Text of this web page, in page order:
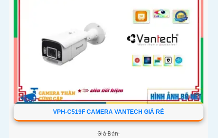
VPH-C519F CAMERA VANTECH GIÁ RẺ
Giá Bán: